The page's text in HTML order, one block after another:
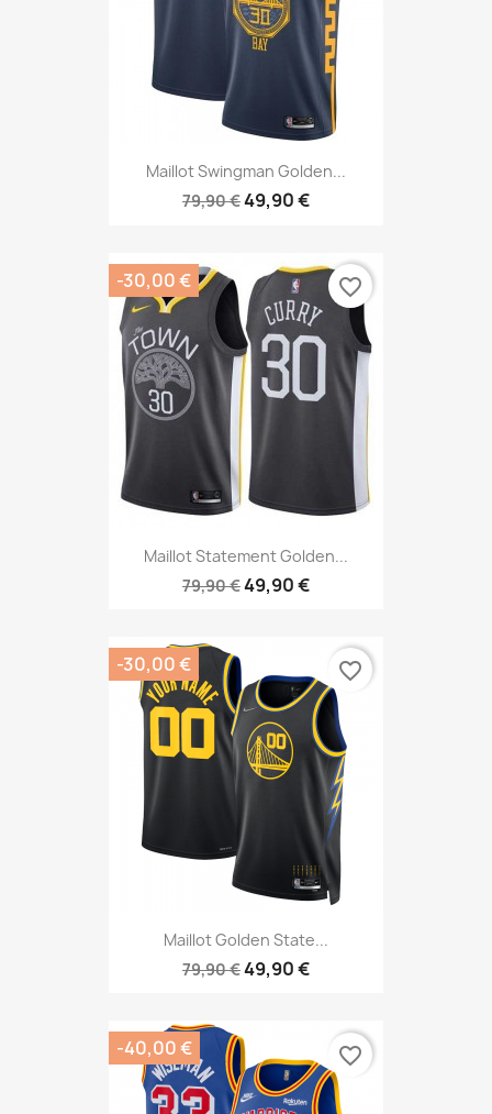
Maillot Swingman Golden...
79,90 €49,90 €
Maillot Statement Golden...
79,90 €49,90 €
-30,00 € favorite_border
Maillot Golden State...
79,90 €49,90 €
-30,00 € favorite_border
-40,00 € favorite_border